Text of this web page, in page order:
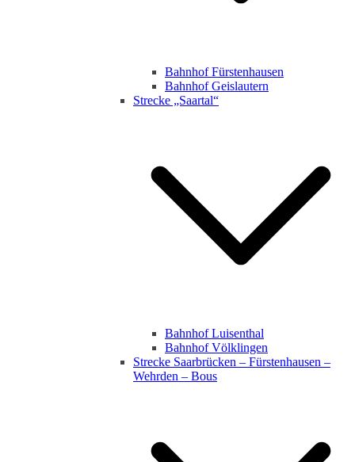
Bahnhof Fürstenhausen
Bahnhof Geislautern
Strecke „Saartal“
Bahnhof Luisenthal
Bahnhof Völklingen
Strecke Saarbrücken – Fürstenhausen –
Wehrden – Bous